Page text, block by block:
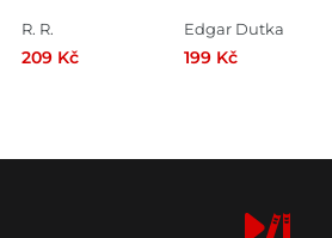
R. R.
209 Kč
Edgar Dutka
199 Kč